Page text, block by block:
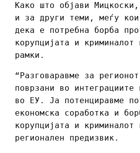
Како што објави
и за други теми, меѓу
дека е потребна борба
корупцијата и криминалот
рамки.
“Разговаравме за
поврзани во интеграциите
во ЕУ. Ја потенциравме
економска соработка и
корупцијата и криминалот
регионален предизвик.